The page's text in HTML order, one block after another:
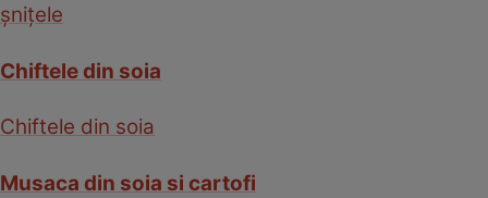
şniţele
Chiftele din soia
Chiftele din soia
Musaca din soia si cartofi